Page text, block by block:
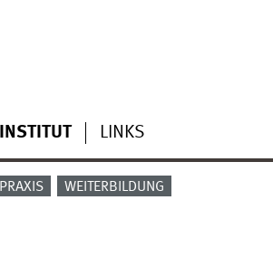
INSTITUT LINKS
PRAXIS WEITERBILDUNG